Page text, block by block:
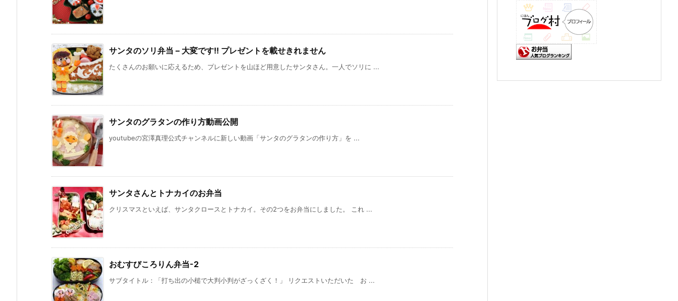
サンタのソリ弁当 – 大変です!! プレゼントを載せきれません
たくさんのお願いに応えるため、プレゼントを山ほど用意したサンタさん。一人でソリに ...
サンタのグラタンの作り方動画公開
youtubeの宮澤真理公式チャンネルに新しい動画「サンタのグラタンの作り方」を ...
サンタさんとトナカイのお弁当
クリスマスといえば、サンタクロースとトナカイ。その2つをお弁当にしました。 これ ...
おむすびころりん弁当-2
サブタイトル：「打ち出の小槌で大判小判がざっくざく！」 リクエストいただいた お ...